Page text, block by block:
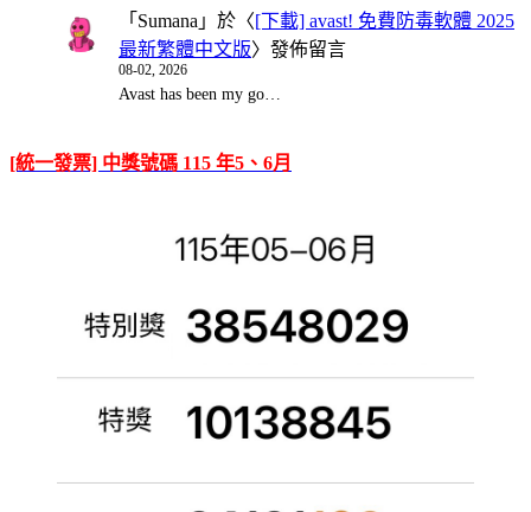
「 Sumana 」於〈[下載] avast! 免費防毒軟體 2025
最新繁體中文版〉發佈留言
08-02, 2026
Avast has been my go…
[統一發票] 中獎號碼 115 年5、6月